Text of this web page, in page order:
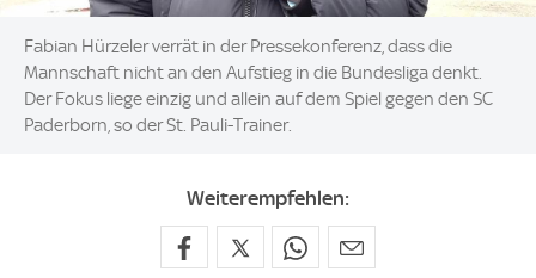
Fabian Hürzeler verrät in der Pressekonferenz, dass die
Mannschaft nicht an den Aufstieg in die Bundesliga denkt.
Der Fokus liege einzig und allein auf dem Spiel gegen den SC
Paderborn, so der St. Pauli-Trainer.
Weiterempfehlen: